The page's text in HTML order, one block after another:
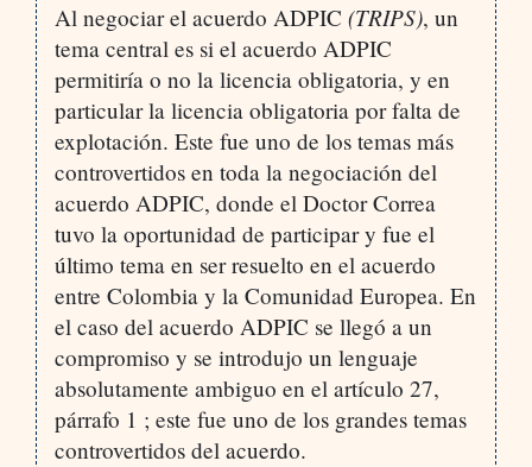
Al negociar el acuerdo ADPIC (TRIPS), un
tema central es si el acuerdo ADPIC
permitiría o no la licencia obligatoria, y en
particular la licencia obligatoria por falta de
explotación. Este fue uno de los temas más
controvertidos en toda la negociación del
acuerdo ADPIC, donde el Doctor Correa
tuvo la oportunidad de participar y fue el
último tema en ser resuelto en el acuerdo
entre Colombia y la Comunidad Europea. En
el caso del acuerdo ADPIC se llegó a un
compromiso y se introdujo un lenguaje
absolutamente ambiguo en el artículo 27,
párrafo 1 ; este fue uno de los grandes temas
controvertidos del acuerdo.